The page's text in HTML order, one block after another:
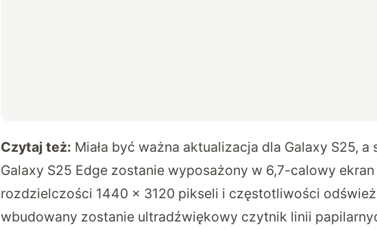
Czytaj też: Miała być ważna aktualizacja dla Galaxy S25,
Galaxy S25 Edge zostanie wyposażony w 6,7-calowy ekran
rozdzielczości 1440 x 3120 pikseli i częstotliwości
wbudowany zostanie ultradźwiękowy czytnik linii